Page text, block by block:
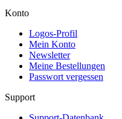
Konto
Logos-Profil
Mein Konto
Newsletter
Meine Bestellungen
Passwort vergessen
Support